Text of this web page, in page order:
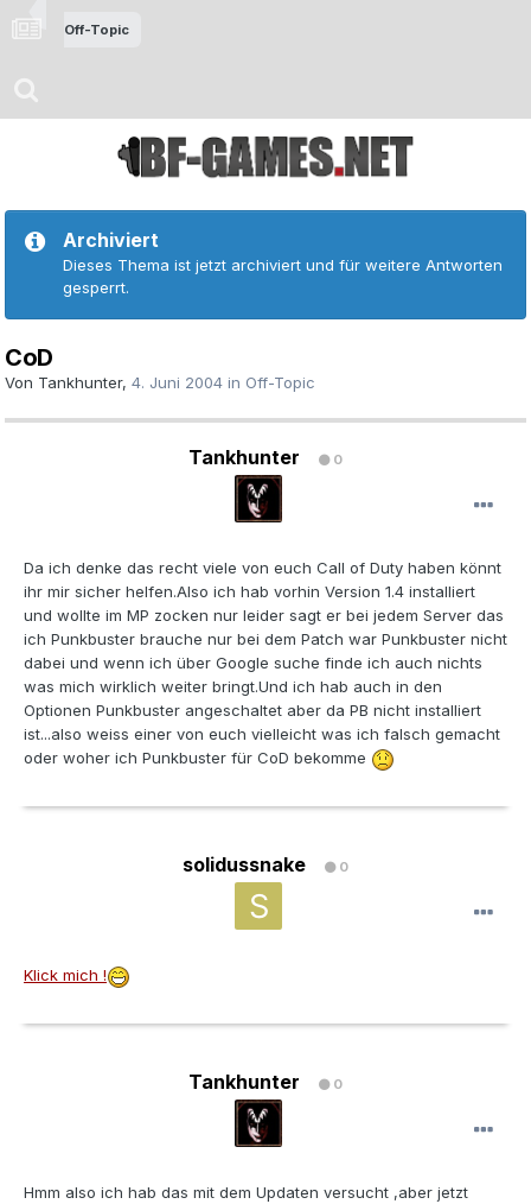
Off-Topic
Archiviert
Dieses Thema ist jetzt archiviert und für weitere Antworten
gesperrt.
CoD
Von Tankhunter, 4. Juni 2004 in Off-Topic
Tankhunter 0
Da ich denke das recht viele von euch Call of Duty haben könnt
ihr mir sicher helfen.Also ich hab vorhin Version 1.4 installiert
und wollte im MP zocken nur leider sagt er bei jedem Server das
ich Punkbuster brauche nur bei dem Patch war Punkbuster nicht
dabei und wenn ich über Google suche finde ich auch nichts
was mich wirklich weiter bringt.Und ich hab auch in den
Optionen Punkbuster angeschaltet aber da PB nicht installiert
ist...also weiss einer von euch vielleicht was ich falsch gemacht
oder woher ich Punkbuster für CoD bekomme
solidussnake 0
Klick mich !
Tankhunter 0
Hmm also ich hab das mit dem Updaten versucht ,aber jetzt